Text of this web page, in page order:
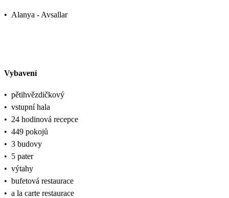
• Alanya - Avsallar
Vybavení
• pětihvězdičkový
• vstupní hala
• 24 hodinová recepce
• 449 pokojů
• 3 budovy
• 5 pater
• výtahy
• bufetová restaurace
• a la carte restaurace